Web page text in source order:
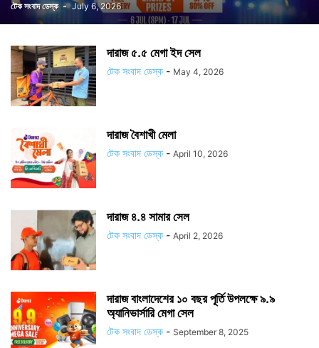
টেক সংবাদ ডেস্ক - July 6, 2026
দারাজ ৫.৫ মেগা ইদ সেল
টেক সংবাদ ডেস্ক - May 4, 2026
দারাজ বৈশাখী মেলা
টেক সংবাদ ডেস্ক - April 10, 2026
দারাজ ৪.৪ সামার সেল
টেক সংবাদ ডেস্ক - April 2, 2026
দারাজ বাংলাদেশের ১০ বছর পূর্তি উপলক্ষে ৯.৯
অ্যানিভার্সারি মেগা সেল
টেক সংবাদ ডেস্ক - September 8, 2025